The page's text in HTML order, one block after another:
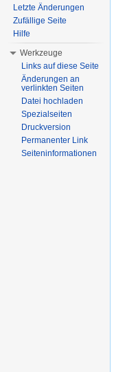
Letzte Änderungen
Zufällige Seite
Hilfe
Werkzeuge
Links auf diese Seite
Änderungen an
verlinkten Seiten
Datei hochladen
Spezialseiten
Druckversion
Permanenter Link
Seiteninformationen